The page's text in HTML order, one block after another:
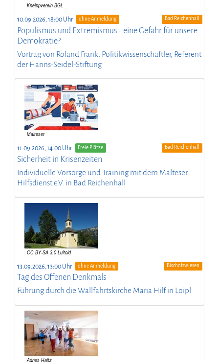
10.09.2026, 18:00 Uhr ohne Anmeldung Bad Reichenhall
Populismus und Extremismus - eine Gefahr für unsere
Demokratie?
Vortrag von Roland Frank, Politikwissenschaftler, Referent
der Hanns-Seidel-Stiftung
11.09.2026, 14:00 Uhr Freie Plätze Bad Reichenhall
Sicherheit in Krisenzeiten
Individuelle Vorsorge und Training mit dem Malteser
Hilfsdienst e.V. in Bad Reichenhall
13.09.2026, 13:00 Uhr ohne Anmeldung Bischofswiesen
Tag des Offenen Denkmals
Führung durch die Wallfahrtskirche Maria Hilf in Loipl